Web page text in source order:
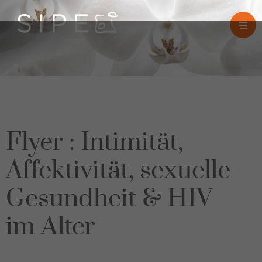
Flyer : Intimität,
Affektivität, sexuelle
Gesundheit & HIV
im Alter